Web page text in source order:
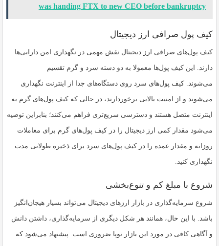
was handing FTX to new CEO before bankruptcy
کیف پول صرافی ارز دیجیتال
کیف پول‌های صرافی‌ ارز دیجیتال نقش مهمی در نگهداری امن دارایی‌ها
دارند. این کیف پول‌ها معمولا به دو دسته سرد و گرم تقسیم
می‌شوند. کیف پول‌های سرد روی دستگاه‌های جدا از اینترنت نگهداری
می‌شوند و از امنیت بالایی برخوردارند، در حالی که کیف پول‌های گرم به
اینترنت متصل هستند و دسترسی سریع‌تری فراهم می‌کنند؛ بنابراین توصیه
می‌شود مقدار کمی ارز دیجیتال را در کیف پول‌های گرم برای معاملات
روزانه و مقدار عمده را در کیف پول‌های سرد برای ذخیره طولانی مدت
نگهداری کنید.
شروع با مبلغ کم و تنوع‌بخشی
شروع سرمایه‌گذاری در بازار ارزهای دیجیتال می‌تواند بسیار هیجان‌انگیز
باشد. با این حال، همانند هر شکل دیگری از سرمایه‌گذاری، داشتن دانش
و آگاهی کافی در مورد این بازار نوپا ضروری است. پیشنهاد می‌شود که